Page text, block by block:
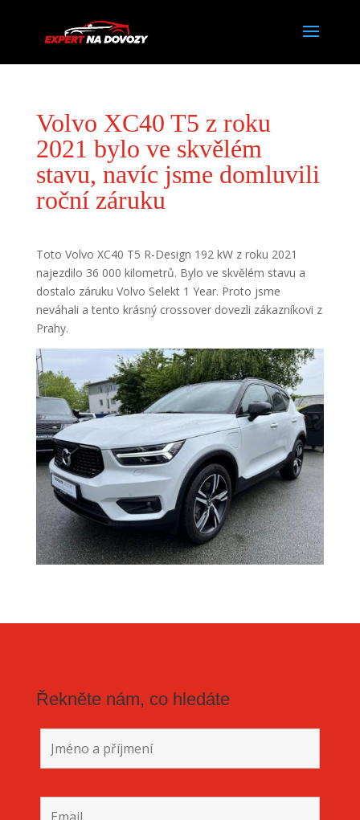
Volvo XC40 T5 z roku
2021 bylo ve skvělém
stavu, navíc jsme domluvili
roční záruku
Toto Volvo XC40 T5 R-Design 192 kW z roku 2021
najezdilo 36 000 kilometrů. Bylo ve skvělém stavu a
dostalo záruku Volvo Selekt 1 Year. Proto jsme
neváhali a tento krásný crossover dovezli zákazníkovi z
Prahy.
Řekněte nám, co hledáte